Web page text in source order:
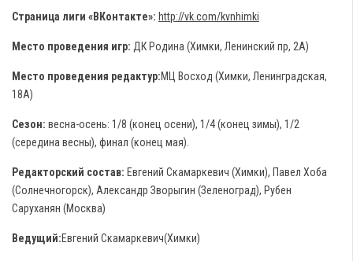
Страница лиги «ВКонтакте»: http://vk.com/kvnhimki
Место проведения игр: ДК Родина (Химки, Ленинский пр, 2А)
Место проведения редактур:МЦ Восход (Химки, Ленинградская,
18А)
Сезон: весна-осень: 1/8 (конец осени), 1/4 (конец зимы), 1/2
(середина весны), финал (конец мая).
Редакторский состав: Евгений Скамаркевич (Химки), Павел Хоба
(Солнечногорск), Александр Зворыгин (Зеленоград), Рубен
Саруханян (Москва)
Ведущий:Евгений Скамаркевич(Химки)